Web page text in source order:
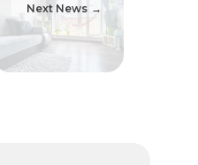
Next News